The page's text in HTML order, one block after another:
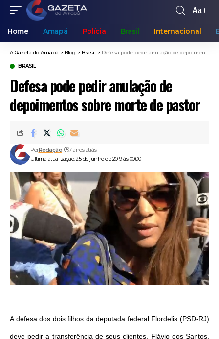
Aa
Home Amapá Polícia Brasil Internacional
A Gazeta do Amapá > Blog > Brasil > Defesa pode pedir anulação de depoimentos sobre morte de pastor
BRASIL
Defesa pode pedir anulação de
depoimentos sobre morte de pastor
Ultima atualização: 25 de junho de 2019 às 00:00
PorRedação 7 anos atrás
A defesa dos dois filhos da deputada federal Flordelis (PSD-RJ)
deve pedir a transferência de seus clientes, Flávio dos Santos,